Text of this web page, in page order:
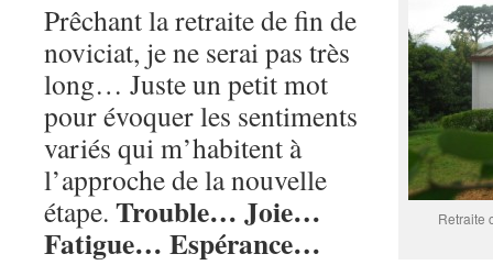
Retraite
Prêchant la retraite de fin de
noviciat, je ne serai pas très
long… Juste un petit mot
pour évoquer les sentiments
variés qui m’habitent à
l’approche de la nouvelle
étape. Trouble… Joie…
Fatigue… Espérance…